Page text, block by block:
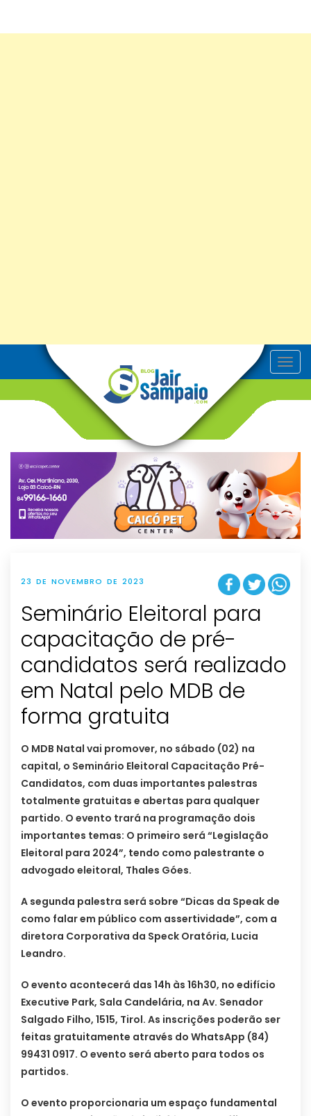
T
o
v
g
t
i
o
n
23 DE NOVEMBRO DE 2023
Seminário Eleitoral para
capacitação de pré-
candidatos será realizado
em Natal pelo MDB de
forma gratuita
O MDB Natal vai promover, no sábado (02) na
capital, o Seminário Eleitoral Capacitação Pré-
Candidatos, com duas importantes palestras
totalmente gratuitas e abertas para qualquer
partido. O evento trará na programação dois
importantes temas: O primeiro será “Legislação
Eleitoral para 2024”, tendo como palestrante o
advogado eleitoral, Thales Góes.
A segunda palestra será sobre “Dicas da Speak de
como falar em público com assertividade”, com a
diretora Corporativa da Speck Oratória, Lucia
Leandro.
O evento acontecerá das 14h às 16h30, no edifício
Executive Park, Sala Candelária, na Av. Senador
Salgado Filho, 1515, Tirol. As inscrições poderão ser
feitas gratuitamente através do WhatsApp (84)
99431 0917. O evento será aberto para todos os
partidos.
O evento proporcionaria um espaço fundamental